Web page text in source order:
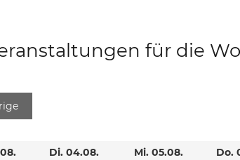
für die
Di. 04.08. Mi. 05.08. Do.